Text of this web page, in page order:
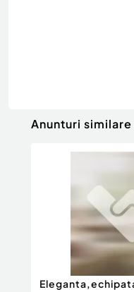
Anunturi similare